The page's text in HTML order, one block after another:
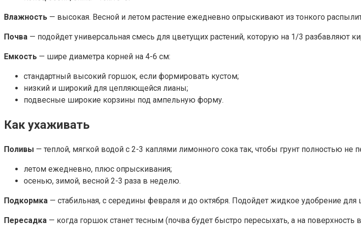
Влажность — высокая. Весной и летом растение ежедневно опрыскивают из тонкого
Почва — подойдет универсальная смесь для цветущих растений, которую на 1/3 разбавляют
Емкость — шире диаметра корней на 4-6 см:
стандартный высокий горшок, если формировать кустом;
низкий и широкий для цепляющейся лианы;
подвесные широкие корзины под ампельную форму.
Как ухаживать
Поливы — теплой, мягкой водой с 2-3 каплями лимонного сока так, чтобы грунт полностью не
летом ежедневно, плюс опрыскивания;
осенью, зимой, весной 2-3 раза в неделю.
Подкормка — стабильная, с середины февраля и до октября. Подойдет жидкое удобрение
Пересадка — когда горшок станет тесным (почва будет быстро пересыхать, а на поверхность